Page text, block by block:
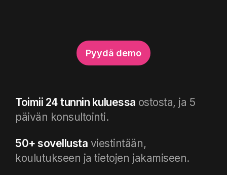
Pyydä demo
Toimii 24 tunnin kuluessa ostosta, ja 5
päivän konsultointi.
50+ sovellusta viestintään,
koulutukseen ja tietojen jakamiseen.